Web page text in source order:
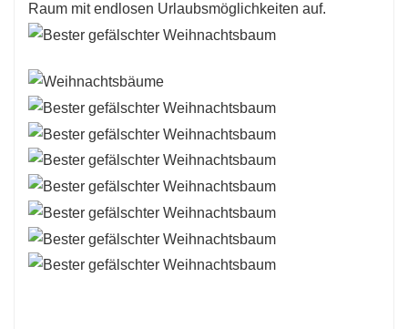
Raum mit endlosen Urlaubsmöglichkeiten auf.